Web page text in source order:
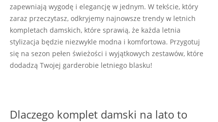
zapewniają wygodę i elegancję w jednym. W tekście, który
zaraz przeczytasz, odkryjemy najnowsze trendy w letnich
kompletach damskich, które sprawią, że każda letnia
stylizacja będzie niezwykle modna i komfortowa. Przygotuj
się na sezon pełen świeżości i wyjątkowych zestawów, które
dodadzą Twojej garderobie letniego blasku!
Dlaczego komplet damski na lato to